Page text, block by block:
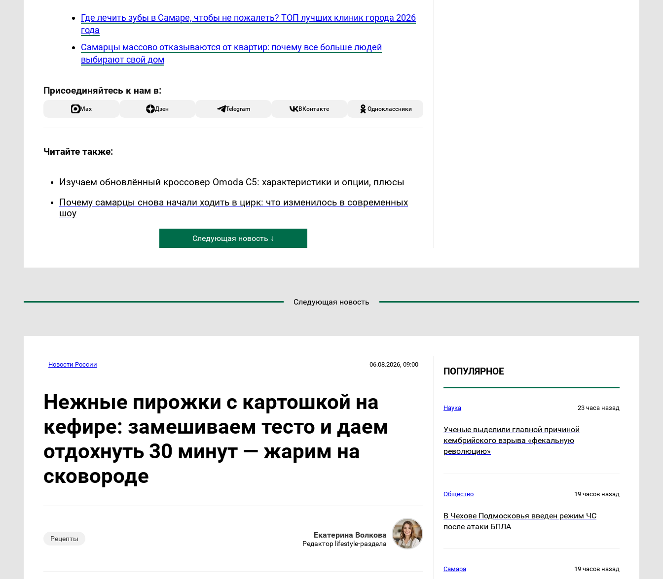
Где лечить зубы в Самаре, чтобы не пожалеть? ТОП лучших клиник города 2026
года
Самарцы массово отказываются от квартир: почему все больше людей
выбирают свой дом
Max Дзен Telegram ВКонтакте Одноклассники
Читайте также:
Изучаем обновлённый кроссовер Omoda C5: характеристики и опции, плюсы
Почему самарцы снова начали ходить в цирк: что изменилось в современных
шоу
Следующая новость ↓
Следующая новость
Новости России 06.08.2026, 09:00
Нежные пирожки с картошкой на
кефире: замешиваем тесто и даем
отдохнуть 30 минут — жарим на
сковороде
Рецепты Екатерина Волкова
Редактор lifestyle-раздела
ПОПУЛЯРНОЕ
Наука 23 часа назад
Ученые выделили главной причиной
кембрийского взрыва «фекальную
революцию»
Общество 19 часов назад
В Чехове Подмосковья введен режим ЧС
после атаки БПЛА
Самара 19 часов назад